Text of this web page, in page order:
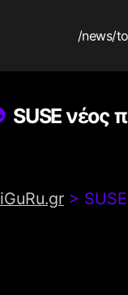
/news/
SUSE νέος
iGuRu.gr >